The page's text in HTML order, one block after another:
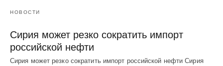
НОВОСТИ
Сирия может резко сократить импорт
российской нефти
Сирия может резко сократить импорт российской нефти Сирия